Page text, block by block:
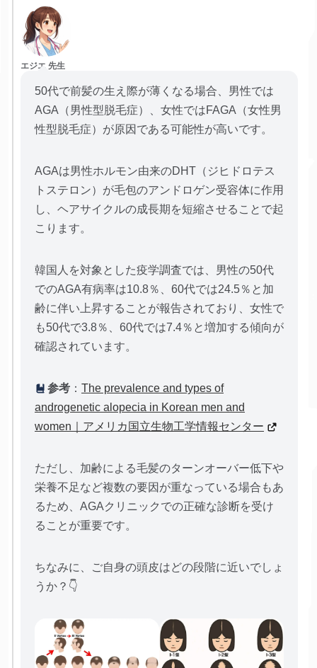
エジエ 先生
50代で前髪の生え際が薄くなる場合、男性では
AGA（男性型脱毛症）、女性ではFAGA（女性男
性型脱毛症）が原因である可能性が高いです。
AGAは男性ホルモン由来のDHT（ジヒドロテス
トステロン）が毛包のアンドロゲン受容体に作用
し、ヘアサイクルの成長期を短縮させることで起
こります。
韓国人を対象とした疫学調査では、男性の50代
でのAGA有病率は10.8％、60代では24.5％と加
齢に伴い上昇することが報告されており、女性で
も50代で3.8％、60代では7.4％と増加する傾向が
確認されています。
参考 ： The prevalence and types of
androgenetic alopecia in Korean men and
women｜アメリカ国立生物工学情報センター
ただし、加齢による毛髪のターンオーバー低下や
栄養不足など複数の要因が重なっている場合もあ
るため、AGAクリニックでの正確な診断を受け
ることが重要です。
ちなみに、ご自身の頭皮はどの段階に近いでしょ
うか？👇